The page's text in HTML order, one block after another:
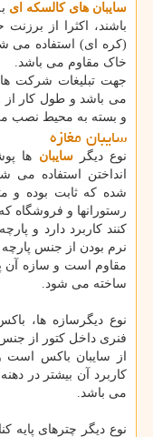
سایبان های کالسکه ای
باشند، اکثرا از
(کره ای) استفاده می
خاک مقاوم می باشد.
جهت تبلیغات شرکت
و بسته به محیط نصب می
سایبان مغازه
نوع دیگرسایبان ها
انداختن استفاده
شده که ثابت بوده و
رستورانها و فروشگاه
کنند کاربرد دارد و
نرم بودن از جنس
مقاوم است و سازه
ساخته می شود.
نوع دیگرسازه ها،
فنری داخل کتور از جنس
از سایبان باکس است
می باشد.
نوع دیگر چترهای پایه